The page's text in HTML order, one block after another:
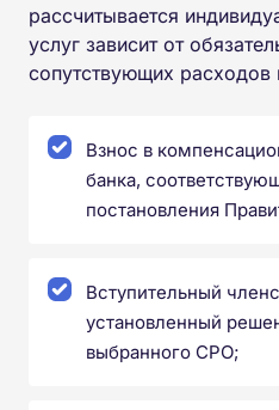
рассчитывается
услуг зависит от
сопутствующих расходов
Взнос в
банка,
постановления
Вступительный
установленный
выбранного СРО;